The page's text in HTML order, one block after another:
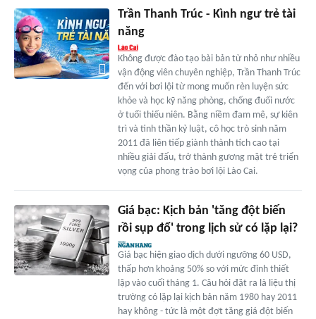
Trần Thanh Trúc - Kình ngư trẻ tài
năng
Không được đào tạo bài bản từ nhỏ như nhiều
vận động viên chuyên nghiệp, Trần Thanh Trúc
đến với bơi lội từ mong muốn rèn luyện sức
khỏe và học kỹ năng phòng, chống đuối nước
ở tuổi thiếu niên. Bằng niềm đam mê, sự kiên
trì và tinh thần kỷ luật, cô học trò sinh năm
2011 đã liên tiếp giành thành tích cao tại
nhiều giải đấu, trở thành gương mặt trẻ triển
vọng của phong trào bơi lội Lào Cai.
Giá bạc: Kịch bản 'tăng đột biến
rồi sụp đổ' trong lịch sử có lặp lại?
Giá bạc hiện giao dịch dưới ngưỡng 60 USD,
thấp hơn khoảng 50% so với mức đỉnh thiết
lập vào cuối tháng 1. Câu hỏi đặt ra là liệu thị
trường có lặp lại kịch bản năm 1980 hay 2011
hay không - tức là một đợt tăng giá đột biến